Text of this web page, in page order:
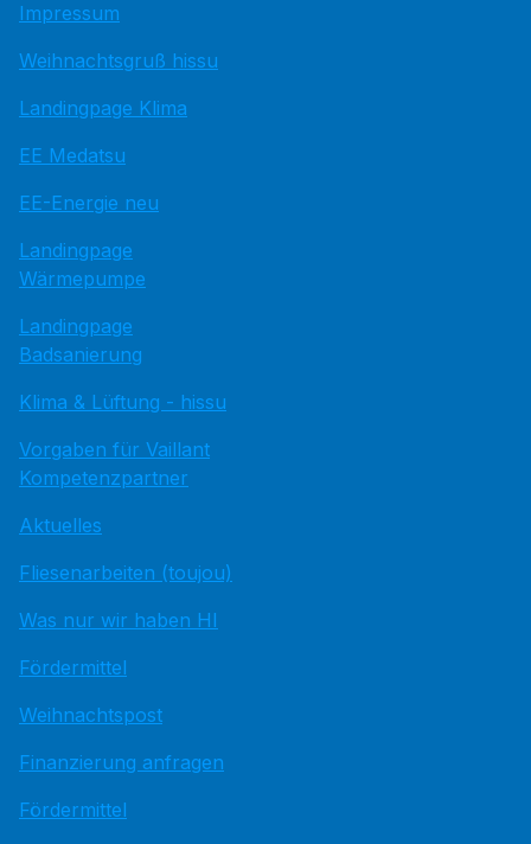
Impressum
Weihnachtsgruß hissu
Landingpage Klima
EE Medatsu
EE-Energie neu
Landingpage
Wärmepumpe
Landingpage
Badsanierung
Klima & Lüftung - hissu
Vorgaben für Vaillant
Kompetenzpartner
Aktuelles
Fliesenarbeiten (toujou)
Was nur wir haben HI
Fördermittel
Weihnachtspost
Finanzierung anfragen
Fördermittel